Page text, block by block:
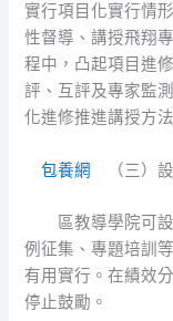
實行項目化實行情
性督導、講授飛翔
程中，凸起項目進
評、互評及專家監
化進修推進講授方
包養網 （三）
區教導學院可設
例征集、專題培訓
有用實行。在績效
停止鼓勵。